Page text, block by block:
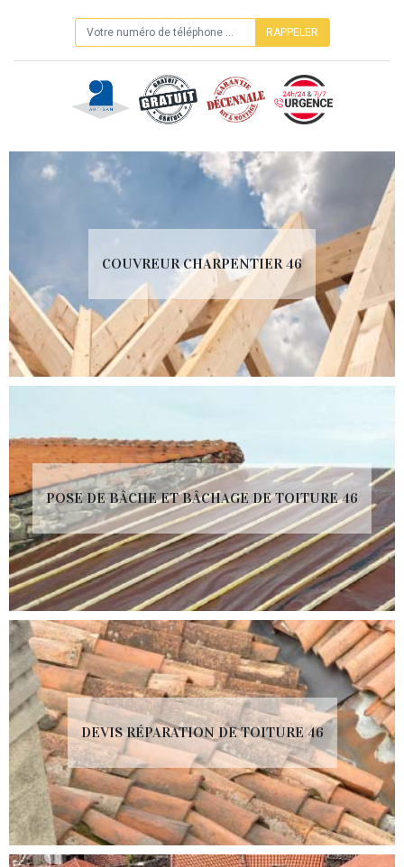
COUVREUR CHARPENTIER 46
POSE DE BÂCHE ET BÂCHAGE DE TOITURE 46
DEVIS RÉPARATION DE TOITURE 46